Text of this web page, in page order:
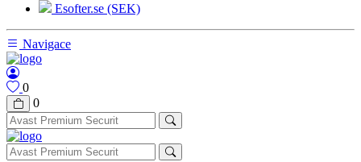
Esofter.se (SEK)
Navigace
0
0